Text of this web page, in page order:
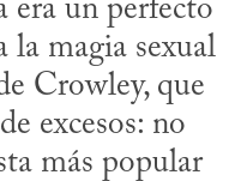
era un perfecto
la magia sexual
Crowley, que
excesos: no
más popular